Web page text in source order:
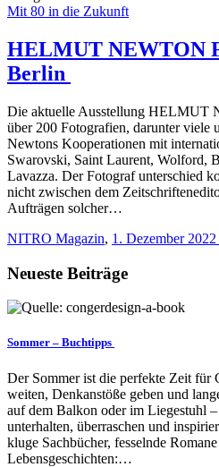
Mit 80 in die Zukunft
HELMUT NEWTON
Berlin
Die aktuelle Ausstellung HELMUT
über 200 Fotografien, darunter viele
Newtons Kooperationen mit
Swarovski, Saint Laurent, Wolford,
Lavazza. Der Fotograf unterschied
nicht zwischen dem
Aufträgen solcher…
NITRO Magazin, 1. Dezember 2022
Neueste Beiträge
Sommer – Buchtipps
Der Sommer ist die perfekte Zeit für
weiten, Denkanstöße geben und
auf dem Balkon oder im Liegestuhl
unterhalten, überraschen und
kluge Sachbücher, fesselnde
Lebensgeschichten:…